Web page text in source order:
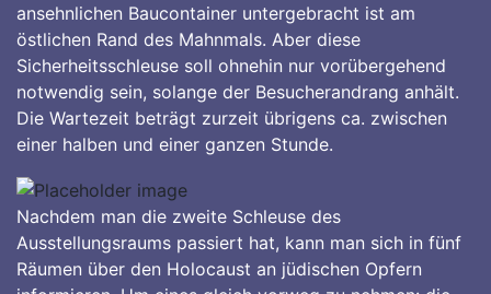
ansehnlichen Baucontainer untergebracht ist am
östlichen Rand des Mahnmals. Aber diese
Sicherheitsschleuse soll ohnehin nur vorübergehend
notwendig sein, solange der Besucherandrang anhält.
Die Wartezeit beträgt zurzeit übrigens ca. zwischen
einer halben und einer ganzen Stunde.
Nachdem man die zweite Schleuse des
Ausstellungsraums passiert hat, kann man sich in fünf
Räumen über den Holocaust an jüdischen Opfern